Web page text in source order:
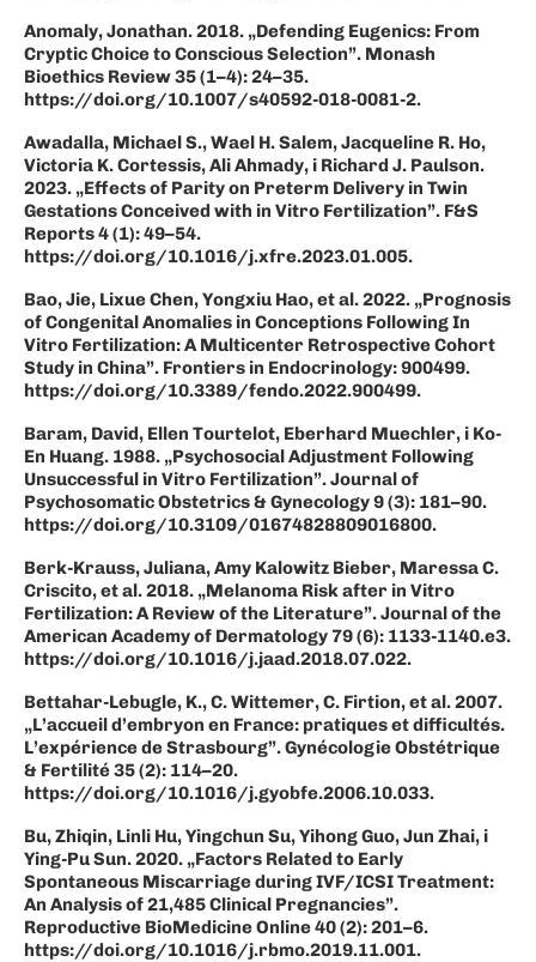
Anomaly, Jonathan. 2018. „Defending Eugenics: From
Cryptic Choice to Conscious Selection”. Monash
Bioethics Review 35 (1–4): 24–35.
https://doi.org/10.1007/s40592-018-0081-2.
Awadalla, Michael S., Wael H. Salem, Jacqueline R. Ho,
Victoria K. Cortessis, Ali Ahmady, i Richard J. Paulson.
2023. „Effects of Parity on Preterm Delivery in Twin
Gestations Conceived with in Vitro Fertilization”. F&S
Reports 4 (1): 49–54.
https://doi.org/10.1016/j.xfre.2023.01.005.
Bao, Jie, Lixue Chen, Yongxiu Hao, et al. 2022. „Prognosis
of Congenital Anomalies in Conceptions Following In
Vitro Fertilization: A Multicenter Retrospective Cohort
Study in China”. Frontiers in Endocrinology: 900499.
https://doi.org/10.3389/fendo.2022.900499.
Baram, David, Ellen Tourtelot, Eberhard Muechler, i Ko-
En Huang. 1988. „Psychosocial Adjustment Following
Unsuccessful in Vitro Fertilization”. Journal of
Psychosomatic Obstetrics & Gynecology 9 (3): 181–90.
https://doi.org/10.3109/01674828809016800.
Berk-Krauss, Juliana, Amy Kalowitz Bieber, Maressa C.
Criscito, et al. 2018. „Melanoma Risk after in Vitro
Fertilization: A Review of the Literature”. Journal of the
American Academy of Dermatology 79 (6): 1133-1140.e3.
https://doi.org/10.1016/j.jaad.2018.07.022.
Bettahar-Lebugle, K., C. Wittemer, C. Firtion, et al. 2007.
„L’accueil d’embryon en France: pratiques et difficultés.
L’expérience de Strasbourg”. Gynécologie Obstétrique
& Fertilité 35 (2): 114–20.
https://doi.org/10.1016/j.gyobfe.2006.10.033.
Bu, Zhiqin, Linli Hu, Yingchun Su, Yihong Guo, Jun Zhai, i
Ying-Pu Sun. 2020. „Factors Related to Early
Spontaneous Miscarriage during IVF/ICSI Treatment:
An Analysis of 21,485 Clinical Pregnancies”.
Reproductive BioMedicine Online 40 (2): 201–6.
https://doi.org/10.1016/j.rbmo.2019.11.001.